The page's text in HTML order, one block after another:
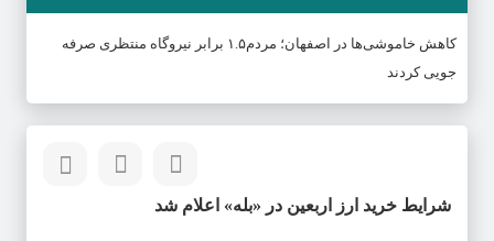
کاهش خاموشی‌ها در اصفهان؛ مردم۱.۵ برابر نیروگاه منتظری صرفه
جویی کردند
شرایط خرید ارز اربعین در «بله» اعلام شد